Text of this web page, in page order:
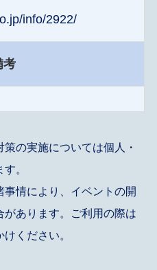
info/2922/
考
の実施については個人・
。
情により、イベントの開
あります。ご利用の際は
ください。